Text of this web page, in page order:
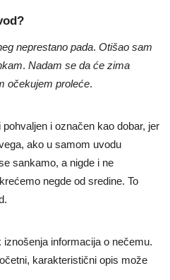
neprestano pada. Otišao sam
. Nadam se da će zima
očekujem proleće.
i označen kao dobar, jer
ako u samom uvodu
sankamo, a nigde i ne
negde od sredine. To
informacija o nečemu.
karakteristični opis može